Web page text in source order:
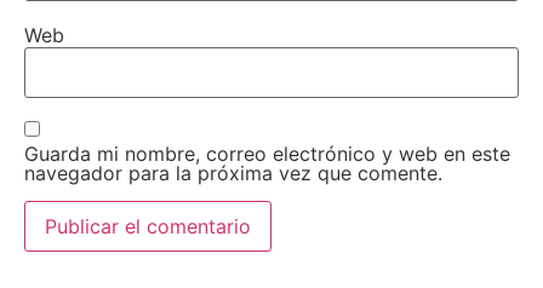
Web
Guarda mi nombre, correo electrónico y web en este
navegador para la próxima vez que comente.